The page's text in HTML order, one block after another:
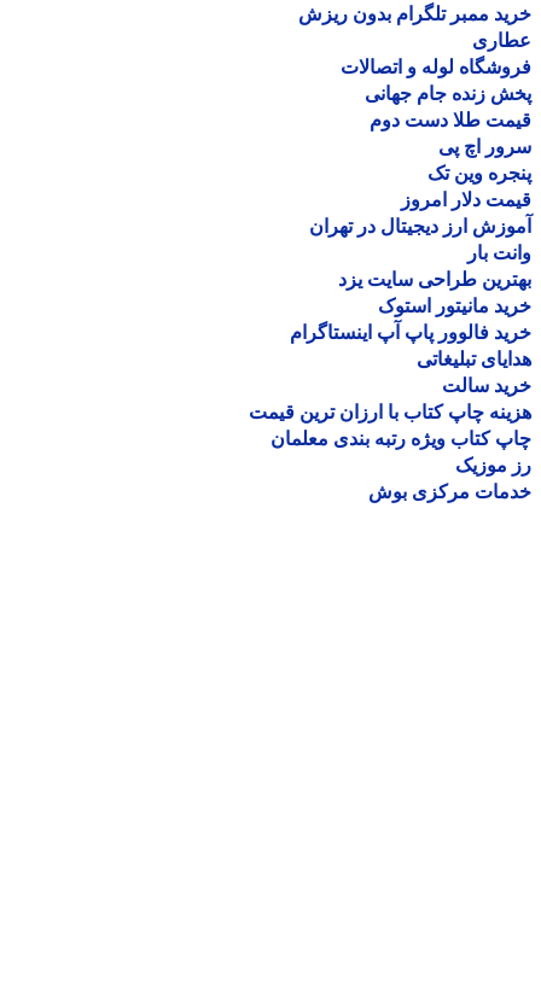
ممبر تلگرام بدون ریزش
لوله و اتصالات
زنده جام جهانی
طلا دست دوم
اچ پی
وین تک
دلار امروز
ارز دیجیتال در تهران
بار
طراحی سایت یزد
مانیتور استوک
فالوور پاپ آپ اینستاگرام
تبلیغاتی
سالت
چاپ کتاب با ارزان ترین قیمت
کتاب ویژه رتبه بندی معلمان
موزیک
مرکزی بوش